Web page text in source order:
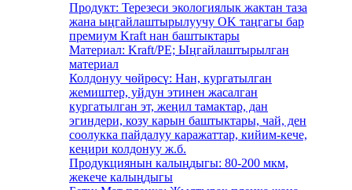
Продукт: Терезеси экологиялык жактан таза
жана ыңгайлаштырылуучу OK таңгагы бар
премиум Kraft нан баштыктары
Материал: Kraft/PE; Ыңгайлаштырылган
материал
Колдонуу чөйрөсү: Нан, кургатылган
жемиштер, уйдун этинен жасалган
кургатылган эт, жеңил тамактар, дан
эгиндери, козу карын баштыктары, чай, ден
соолукка пайдалуу каражаттар, кийим-кече,
кеңири колдонуу ж.б.
Продукциянын калыңдыгы: 80-200 мкм,
жекече калыңдыгы